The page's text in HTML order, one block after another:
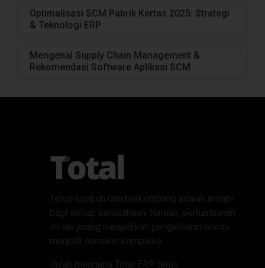
Optimalisasi SCM Pabrik Kertas 2025: Strategi
& Teknologi ERP
Mengenal Supply Chain Management &
Rekomendasi Software Aplikasi SCM
Terus tumbuh dan berkembang adalah mimpi
bagi setiap perusahaan. Namun, pertumbuhan
ini tak jarang menjadikan pengelolaan bisnis
menjadi semakin kompleks.
Itulah mengapa Total ERP terus